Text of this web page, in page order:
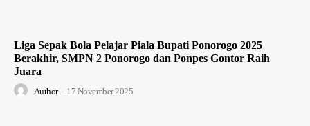
Liga Sepak Bola Pelajar Piala Bupati Ponorogo 2025
Berakhir, SMPN 2 Ponorogo dan Ponpes Gontor Raih
Juara
Author - 17 November 2025